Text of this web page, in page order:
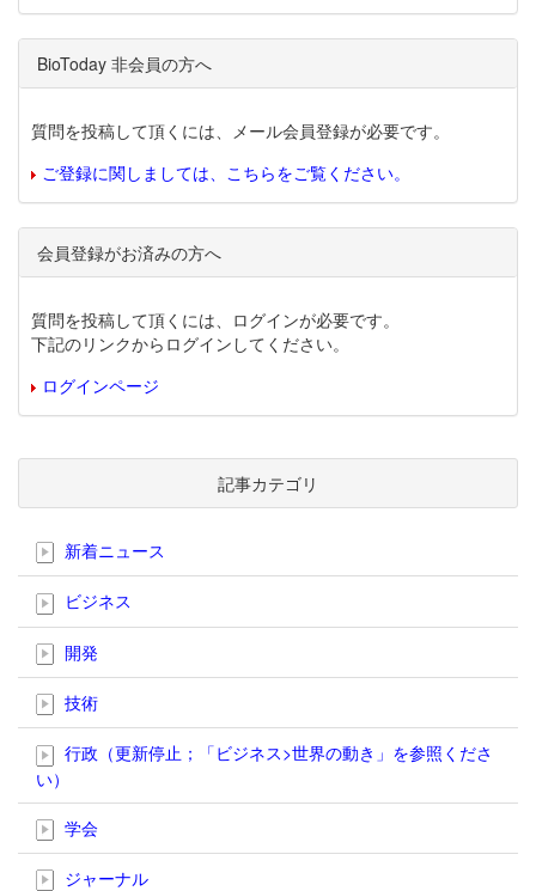
BioToday 非会員の方へ
質問を投稿して頂くには、メール会員登録が必要です。
ご登録に関しましては、こちらをご覧ください。
会員登録がお済みの方へ
質問を投稿して頂くには、ログインが必要です。
下記のリンクからログインしてください。
ログインページ
記事カテゴリ
新着ニュース
ビジネス
開発
技術
行政（更新停止；「ビジネス>世界の動き」を参照くださ
い）
学会
ジャーナル